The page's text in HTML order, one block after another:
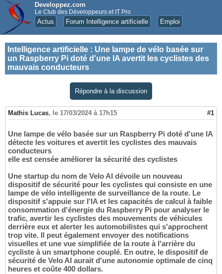
Developpez.com
Le Club des Développeurs et IT Pro
Actus Forum Intelligence artificielle Emploi
Intelligence artificielle : Une lampe de vélo basée sur
un Raspberry Pi doté d'une IA avertit les cyclistes des
mauvais conducteurs
Répondre à la discussion
Mathis Lucas, le 17/03/2024 à 17h15 #1
Une lampe de vélo basée sur un Raspberry Pi doté d'une IA
détecte les voitures et avertit les cyclistes des mauvais
conducteurs
elle est censée améliorer la sécurité des cyclistes
Une startup du nom de Velo AI dévoile un nouveau
dispositif de sécurité pour les cyclistes qui consiste en une
lampe de vélo intelligente de surveillance de la route. Le
dispositif s'appuie sur l'IA et les capacités de calcul à faible
consommation d'énergie du Raspberry Pi pour analyser le
trafic, avertir les cyclistes des mouvements de véhicules
derrière eux et alerter les automobilistes qui s'approchent
trop vite. Il peut également envoyer des notifications
visuelles et une vue simplifiée de la route à l'arrière du
cycliste à un smartphone couplé. En outre, le dispositif de
sécurité de Velo AI aurait d'une autonomie optimale de cinq
heures et coûte 400 dollars.